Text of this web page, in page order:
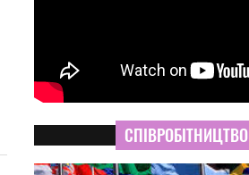
СПІВРОБІТНИЦТВО